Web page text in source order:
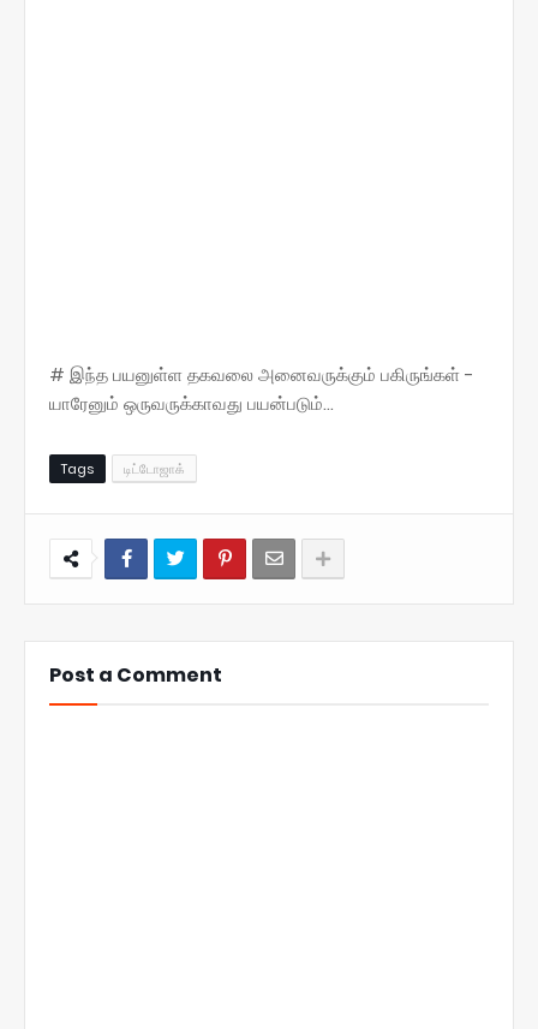
# இந்த பயனுள்ள தகவலை அனைவருக்கும் பகிருங்கள் -
யாரேனும் ஒருவருக்காவது பயன்படும்...
Tags டிட்டோஜாக்
Post a Comment